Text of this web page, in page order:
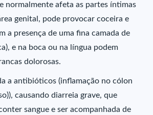
normalmente afeta as partes íntimas
genital, pode provocar coceira e
a presença de uma fina camada de
e na boca ou na língua podem
dolorosas.
a antibióticos (inflamação no cólon
causando diarreia grave, que
sangue e ser acompanhada de